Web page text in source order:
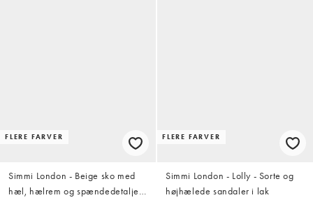
FLERE FARVER
Simmi London - Beige sko med
hæl, hælrem og spændedetalje i
FLERE FARVER
Simmi London - Lolly - Sorte og
højhælede sandaler i lak